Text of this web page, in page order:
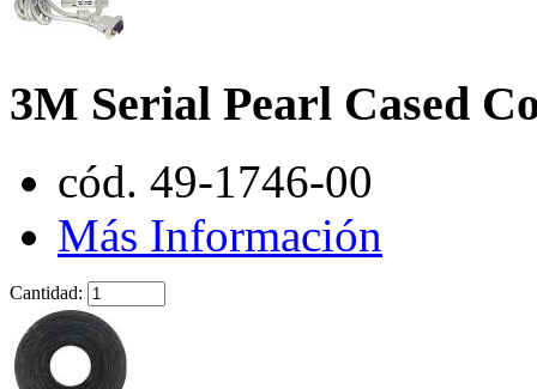
3M Serial Pearl Cased
cód. 49-1746-00
Más Información
Cantidad: